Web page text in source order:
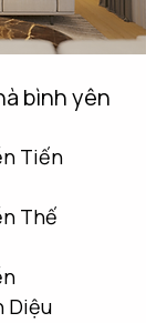
bình yên
Tiến
Thế
Diệu